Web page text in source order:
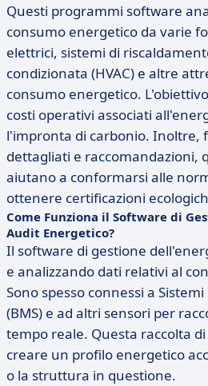
Questi programmi software
consumo energetico da varie
elettrici, sistemi di
condizionata (HVAC) e altre
consumo energetico.
costi operativi associati
l'impronta di carbonio. Inoltre,
dettagliati e raccomandazioni,
aiutano a conformarsi alle
ottenere certificazioni
Come Funziona il Software di
Audit Energetico?
Il software di gestione
e analizzando dati relativi al
Sono spesso connessi a
(BMS) e ad altri sensori per
tempo reale. Questa raccolta
creare un profilo energetico
o la struttura in questione.